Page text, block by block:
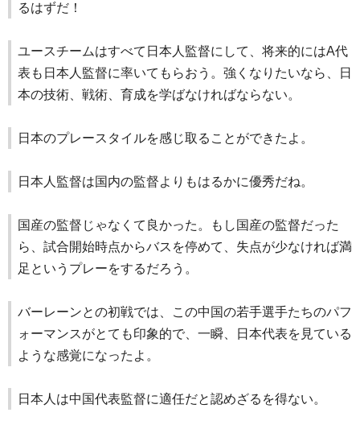
るはずだ！
ユースチームはすべて日本人監督にして、将来的にはA代
表も日本人監督に率いてもらおう。強くなりたいなら、日
本の技術、戦術、育成を学ばなければならない。
日本のプレースタイルを感じ取ることができたよ。
日本人監督は国内の監督よりもはるかに優秀だね。
国産の監督じゃなくて良かった。もし国産の監督だった
ら、試合開始時点からバスを停めて、失点が少なければ満
足というプレーをするだろう。
バーレーンとの初戦では、この中国の若手選手たちのパフ
ォーマンスがとても印象的で、一瞬、日本代表を見ている
ような感覚になったよ。
日本人は中国代表監督に適任だと認めざるを得ない。